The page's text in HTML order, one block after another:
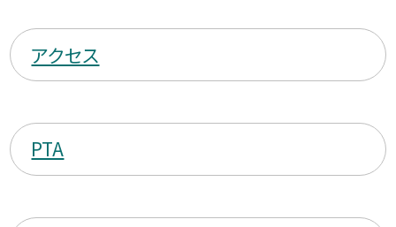
アクセス
PTA